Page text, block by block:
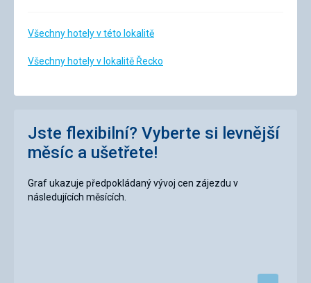
Všechny hotely v této lokalitě
Všechny hotely v lokalitě Řecko
Jste flexibilní? Vyberte si levnější
měsíc a ušetřete!
Graf ukazuje předpokládaný vývoj cen zájezdu v
následujících měsících.